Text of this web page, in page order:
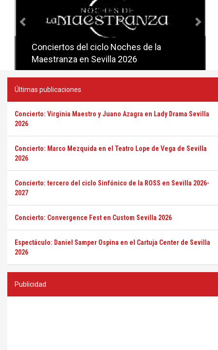
Conciertos del ciclo Noches de la
Maestranza en Sevilla 2026
Conciertos del ciclo Candlelight en
Sevilla
Últimas publicaciones
Concierto: Virginia Maestro y Juano Azagra en Lady Drama Sevilla
2026
Concierto: Marco Mezquida en el Teatro Lope de Vega de Sevilla
2026
Concierto: tercero del ciclo Sinfónico de la ROSS en Sevilla 2026-
2027
Concierto: Convergence Fest en Custom Sevilla 2026
Espectáculo: Daniel Samper Ospina en el Cartuja Center de Sevilla
2026
Publicidad